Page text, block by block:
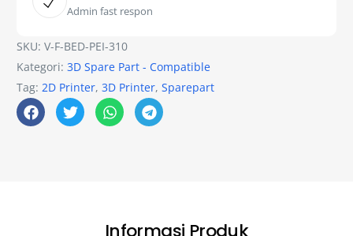
Admin fast respon
SKU:V-F-BED-PEI-310
Kategori:3D Spare Part - Compatible
Tag:2D Printer,3D Printer,Sparepart
Informasi Produk